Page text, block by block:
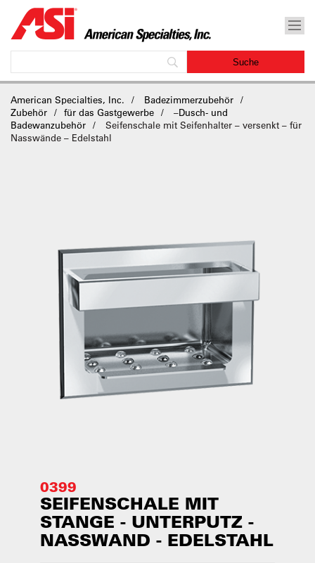
American Specialties, Inc.
Badezimmerzubehör
Zubehör
für das Gastgewerbe –Dusch- und
Badewanzubehör
Seifenschale mit Seifenhalter – versenkt – für
Nasswände – Edelstahl
0399
SEIFENSCHALE MIT
STANGE - UNTERPUTZ -
NASSWAND - EDELSTAHL